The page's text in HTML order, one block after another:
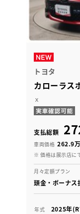
トヨタ
カローラス
ｘ
支払総額
車両価格 262.9
※ 価格は展示店に
月々定額プラン
頭金・ボーナ
年式 2025年